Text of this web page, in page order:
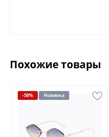
Похожие товары
-50% Новинка